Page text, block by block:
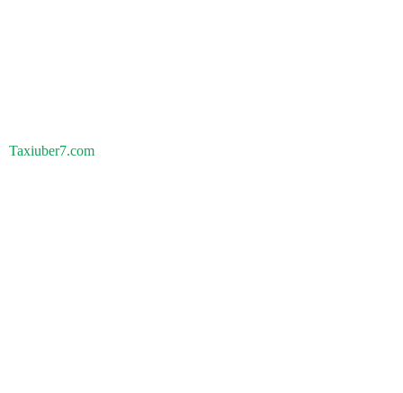
Taxiuber7.com